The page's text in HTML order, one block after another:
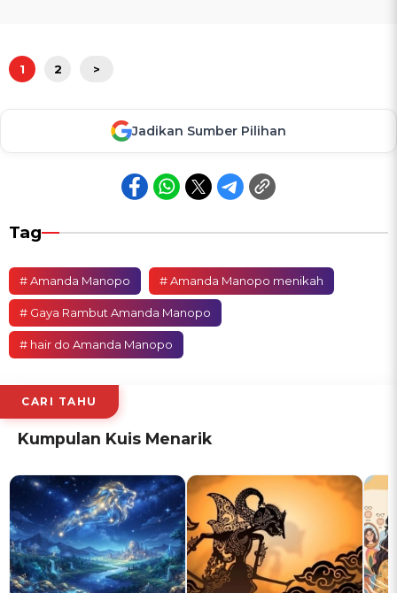
1 2 >
Jadikan Sumber Pilihan
Tag
# Amanda Manopo # Amanda Manopo menikah
# Gaya Rambut Amanda Manopo
# hair do Amanda Manopo
CARI TAHU
Kumpulan Kuis Menarik